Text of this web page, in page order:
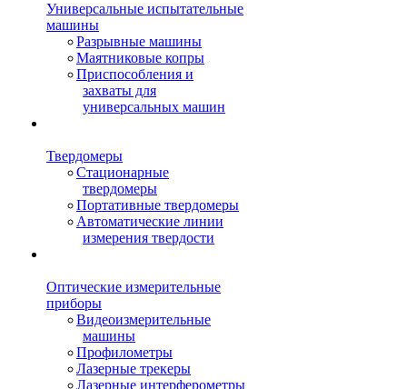
Универсальные испытательные
машины
Разрывные машины
Маятниковые копры
Приспособления и
захваты для
универсальных машин
Твердомеры
Стационарные
твердомеры
Портативные твердомеры
Автоматические линии
измерения твердости
Оптические измерительные
приборы
Видеоизмерительные
машины
Профилометры
Лазерные трекеры
Лазерные интерферометры